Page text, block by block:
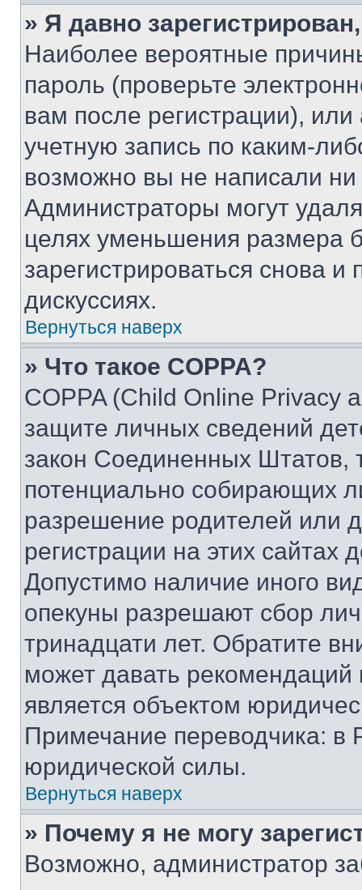
» Я давно
Наиболее вероятные
пароль (проверьте
вам после регистрации),
учетную запись по каким-
возможно вы не написали
Администраторы могут
целях уменьшения размера
зарегистрироваться снова и
дискуссиях.
Вернуться наверх
» Что такое COPPA?
COPPA (Child Online Privacy
защите личных сведений
закон Соединенных Штатов,
потенциально собирающих
разрешение родителей или
регистрации на этих сайтах
Допустимо наличие иного
опекуны разрешают сбор
тринадцати лет. Обратите
может давать
является объектом
Примечание переводчика: в
юридической силы.
Вернуться наверх
» Почему я не могу
Возможно, администратор